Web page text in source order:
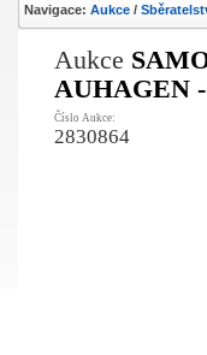
Navigace: Aukce/
Aukce
AUHAGEN
Číslo Aukce:
2830864